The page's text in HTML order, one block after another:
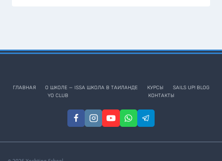
ГЛАВНАЯ О ШКОЛЕ — ISSA ШКОЛА В ТАИЛАНДЕ КУРСЫ
SAILS UP! BLOG
YO CLUB
КОНТАКТЫ